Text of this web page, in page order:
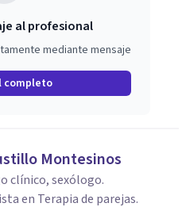
al profesional
mediante mensaje
completo
Montesinos
clínico, sexólogo.
en Terapia de parejas.